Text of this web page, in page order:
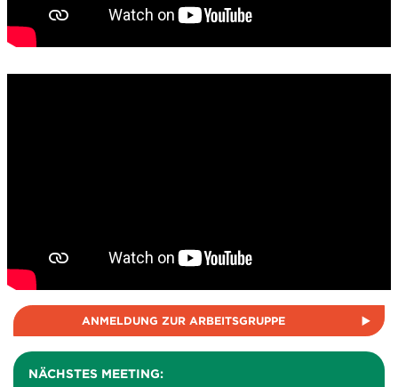
ANMELDUNG ZUR ARBEITSGRUPPE
NÄCHSTES MEETING: